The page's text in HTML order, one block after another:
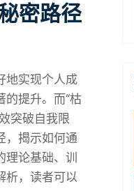
密路径
地实现个人成
提升。而“枯
突破自我限
，揭示如何通
理论基础、训
析，读者可以